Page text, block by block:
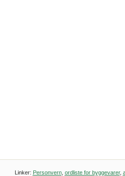
Linker: Personvern, ordliste for byggevarer,